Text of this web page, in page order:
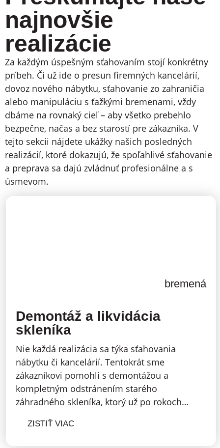
najnovšie
realizácie
Za každým úspešným sťahovaním stojí konkrétny
príbeh. Či už ide o presun firemných kancelárií,
dovoz nového nábytku, sťahovanie zo zahraničia
alebo manipuláciu s ťažkými bremenami, vždy
dbáme na rovnaký cieľ – aby všetko prebehlo
bezpečne, načas a bez starostí pre zákazníka. V
tejto sekcii nájdete ukážky našich posledných
realizácií, ktoré dokazujú, že spoľahlivé sťahovanie
a preprava sa dajú zvládnuť profesionálne a s
úsmevom.
bremená
Demontáž a likvidácia
skleníka
Nie každá realizácia sa týka sťahovania
nábytku či kancelárií. Tentokrát sme
zákazníkovi pomohli s demontážou a
kompletným odstránením starého
záhradného skleníka, ktorý už po rokoch…
ZISTIŤ VIAC